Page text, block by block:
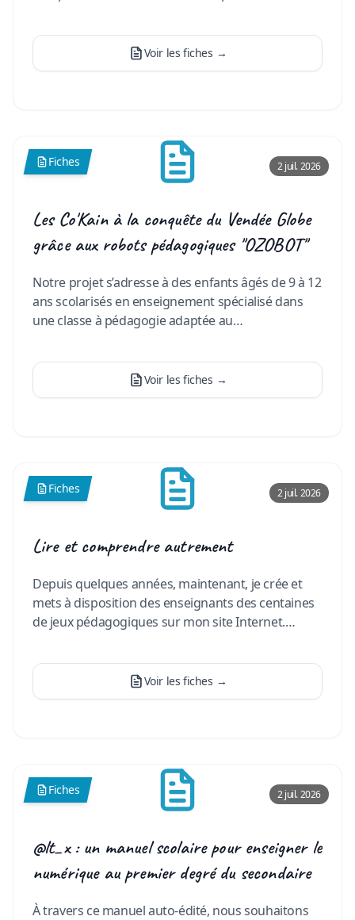
Voir les fiches →
Fiches 2 juil. 2026
Les Co'Kain à la conquête du Vendée Globe
grâce aux robots pédagogiques "OZOBOT"
Notre projet s’adresse à des enfants âgés de 9 à 12
ans scolarisés en enseignement spécialisé dans
une classe à pédagogie adaptée au
Voir les fiches →
Fiches 2 juil. 2026
Lire et comprendre autrement
Depuis quelques années, maintenant, je crée et
mets à disposition des enseignants des centaines
de jeux pédagogiques sur mon site Internet.
Voir les fiches →
Fiches 2 juil. 2026
@lt_x : un manuel scolaire pour enseigner le
numérique au premier degré du secondaire
À travers ce manuel auto-édité, nous souhaitons